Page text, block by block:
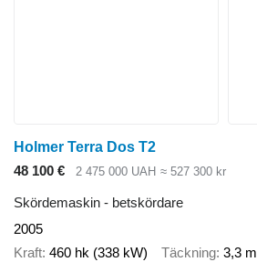
Holmer Terra Dos T2
48 100 €
2 475 000 UAH ≈ 527 300 kr
Skördemaskin - betskördare
2005
Kraft 460 hk (338 kW) Täckning 3,3 m